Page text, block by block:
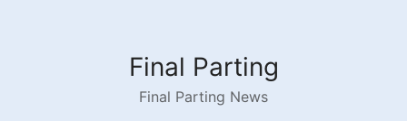
Final Parting
Final Parting News